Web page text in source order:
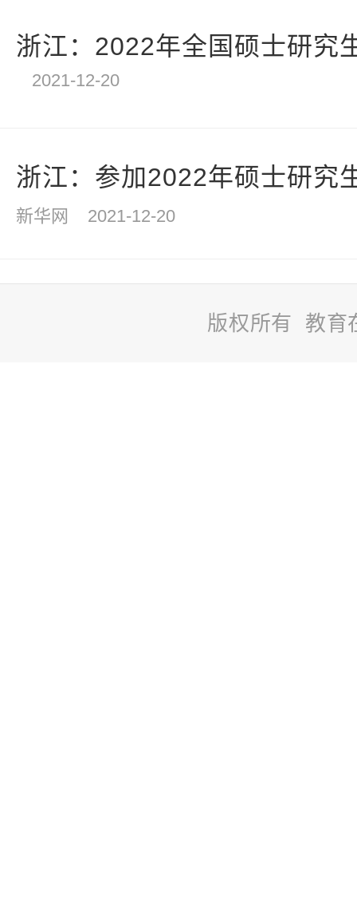
浙江：2022年全国硕士研究
2021-12-20
浙江：参加2022年硕士研究
新华网 2021-12-20
版权所有 教育